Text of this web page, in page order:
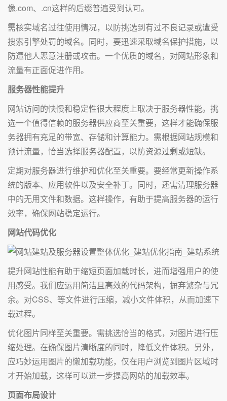
像.com、.cn这样的后缀普遍受到认可。
需核实域名过往使用情况，以防挑选到有过不良记录或遭受
搜索引擎处罚的域名。同时，要迅速采取域名保护措施，以
防遭他人恶意注册或攻击。一个优质的域名，对网站形象和
流量有正面促进作用。
服务器性能提升
网站访问的快慢和稳定性很大程度上取决于服务器性能。挑
选一个值得信赖的服务器供应商至关重要，这样才能确保服
务器拥有充足的带宽、存储和计算能力。需根据网站规模和
预计流量，恰当选择服务器配置，以防资源过剩或短缺。
定期对服务器进行维护和优化至关重要。要经常更新操作系
统的版本、应用软件以及安全补丁。同时，还需清理服务器
中的无用文件和数据。这样操作，有助于提高服务器的运行
效率，确保网站稳定运行。
网站代码优化
提升网站性能有助于缩短页面加载时长，进而增强用户的使
用感受。我们应运用简洁且高效的代码架构，摒弃繁杂与冗
余。对CSS、等文件进行压缩，减小文件体积，从而加速下
载过程。
优化图片同样至关重要。需挑选恰当的格式，对图片进行压
缩处理。在确保图片清晰度的同时，降低文件体积。另外，
应巧妙运用图片的懒加载功能，仅在用户浏览到图片区域时
才开始加载，这样可以进一步提高网站的加载效率。
页面布局设计